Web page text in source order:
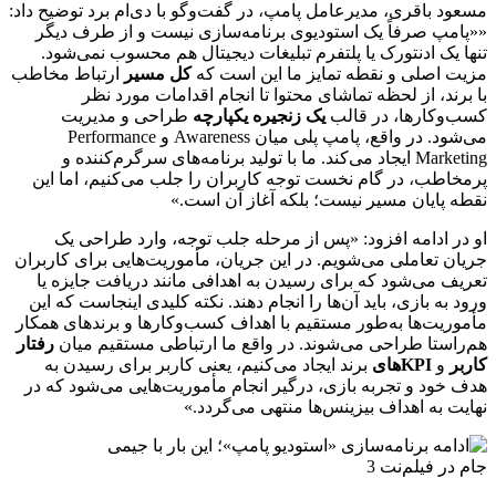
مسعود باقری، مدیرعامل پامپ، در گفت‌وگو با دی‌ام برد توضیح داد:
««پامپ صرفاً یک استودیوی برنامه‌سازی نیست و از طرف دیگر
تنها یک ادنتورک یا پلتفرم تبلیغات دیجیتال هم محسوب نمی‌شود.
مزیت اصلی و نقطه تمایز ما این است که کل مسیر
ارتباط مخاطب
با برند، از لحظه تماشای محتوا تا انجام اقدامات مورد نظر
کسب‌وکارها، در قالب یک زنجیره یکپارچه طراحی و مدیریت
می‌شود. در واقع، پامپ پلی میان Awareness و Performance
Marketing ایجاد می‌کند. ما با تولید برنامه‌های سرگرم‌کننده و
پرمخاطب، در گام نخست توجه کاربران را جلب می‌کنیم، اما این
نقطه پایان مسیر نیست؛ بلکه آغاز آن است.»
او در ادامه افزود: «پس از مرحله جلب توجه، وارد طراحی یک
جریان تعاملی می‌شویم. در این جریان، مأموریت‌هایی برای کاربران
تعریف می‌شود که برای رسیدن به اهدافی مانند دریافت جایزه یا
ورود به بازی، باید آن‌ها را انجام دهند. نکته کلیدی اینجاست که این
مأموریت‌ها به‌طور مستقیم با اهداف کسب‌وکارها و برندهای همکار
هم‌راستا طراحی می‌شوند. در واقع ما ارتباطی مستقیم میان رفتار
کاربر و KPIهای
برند ایجاد می‌کنیم، یعنی کاربر برای رسیدن به
هدف خود و تجربه بازی، درگیر انجام مأموریت‌هایی می‌شود که در
نهایت به اهداف بیزینس‌ها منتهی می‌گردد.»